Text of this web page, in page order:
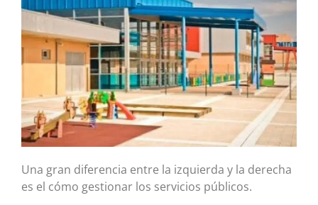
Una gran diferencia entre la izquierda y la derecha
es el cómo gestionar los servicios públicos.